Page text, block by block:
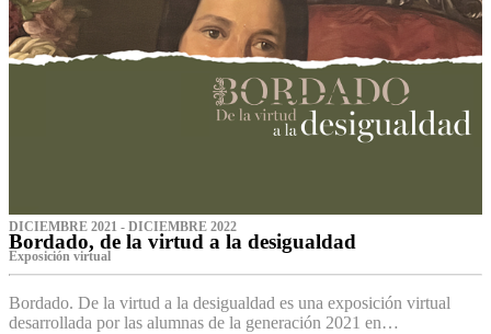
DICIEMBRE 2021 - DICIEMBRE 2022
Bordado, de la virtud a la desigualdad
Exposición virtual‌
Bordado. De la virtud a la desigualdad es una exposición virtual
desarrollada por las alumnas de la generación 2021 en…